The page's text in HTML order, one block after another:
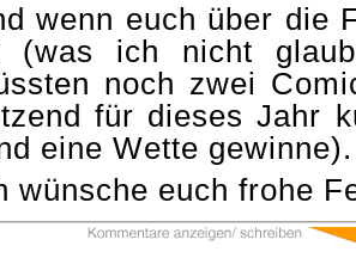
wenn euch über die
(was ich nicht
noch zwei
für dieses Jahr
eine Wette
wünsche euch frohe